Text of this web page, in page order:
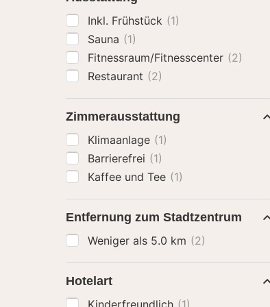
Inkl. Frühstück (1)
Sauna (1)
Fitnessraum/Fitnesscenter (2)
Restaurant (2)
Zimmerausstattung
Klimaanlage (1)
Barrierefrei (1)
Kaffee und Tee (1)
Entfernung zum Stadtzentrum
Weniger als 5.0 km (2)
Hotelart
Kinderfreundlich (1)